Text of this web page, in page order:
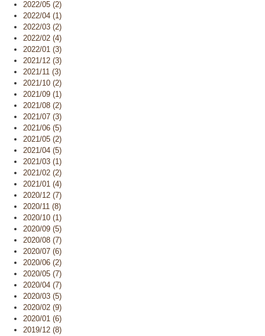
2022/05 (2)
2022/04 (1)
2022/03 (2)
2022/02 (4)
2022/01 (3)
2021/12 (3)
2021/11 (3)
2021/10 (2)
2021/09 (1)
2021/08 (2)
2021/07 (3)
2021/06 (5)
2021/05 (2)
2021/04 (5)
2021/03 (1)
2021/02 (2)
2021/01 (4)
2020/12 (7)
2020/11 (8)
2020/10 (1)
2020/09 (5)
2020/08 (7)
2020/07 (6)
2020/06 (2)
2020/05 (7)
2020/04 (7)
2020/03 (5)
2020/02 (9)
2020/01 (6)
2019/12 (8)